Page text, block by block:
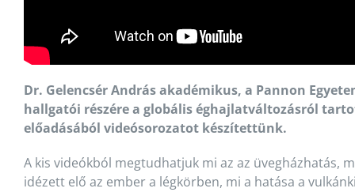
Dr. Gelencsér András akadémikus, a Pannon
hallgatói részére a globális éghajlatváltozásról
előadásából videósorozatot készítettünk.
A kis videókból megtudhatjuk mi az az üvegházhatás,
idézett elő az ember a légkörben, mi a hatása a